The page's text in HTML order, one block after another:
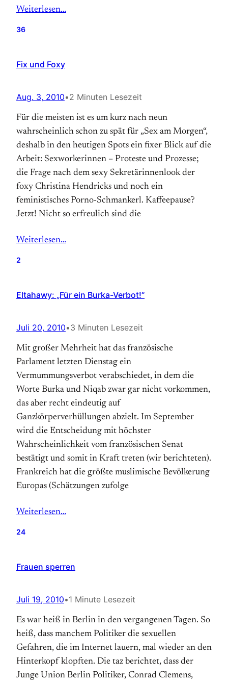
Weiterlesen…
36
Fix und Foxy
Aug. 3, 2010•2 Minuten Lesezeit
Für die meisten ist es um kurz nach neun
wahrscheinlich schon zu spät für „Sex am Morgen“,
deshalb in den heutigen Spots ein fixer Blick auf die
Arbeit: Sexworkerinnen – Proteste und Prozesse;
die Frage nach dem sexy Sekretärinnenlook der
foxy Christina Hendricks und noch ein
feministisches Porno-Schmankerl. Kaffeepause?
Jetzt! Nicht so erfreulich sind die
Weiterlesen…
2
Eltahawy: „Für ein Burka-Verbot!“
Juli 20, 2010•3 Minuten Lesezeit
Mit großer Mehrheit hat das französische
Parlament letzten Dienstag ein
Vermummungsverbot verabschiedet, in dem die
Worte Burka und Niqab zwar gar nicht vorkommen,
das aber recht eindeutig auf
Ganzkörperverhüllungen abzielt. Im September
wird die Entscheidung mit höchster
Wahrscheinlichkeit vom französischen Senat
bestätigt und somit in Kraft treten (wir berichteten).
Frankreich hat die größte muslimische Bevölkerung
Europas (Schätzungen zufolge
Weiterlesen…
24
Frauen sperren
Juli 19, 2010•1 Minute Lesezeit
Es war heiß in Berlin in den vergangenen Tagen. So
heiß, dass manchem Politiker die sexuellen
Gefahren, die im Internet lauern, mal wieder an den
Hinterkopf klopften. Die taz berichtet, dass der
Junge Union Berlin Politiker, Conrad Clemens,